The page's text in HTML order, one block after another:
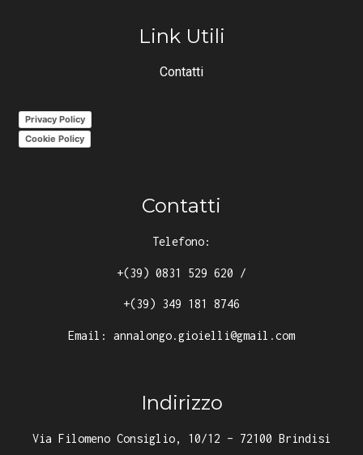
Link Utili
Contatti
Privacy Policy
Cookie Policy
Contatti
Telefono:
+(39) 0831 529 620 /
+(39) 349 181 8746
Email: annalongo.gioielli@gmail.com
Indirizzo
Via Filomeno Consiglio, 10/12 – 72100 Brindisi